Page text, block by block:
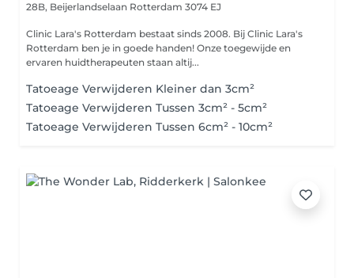
28B, Beijerlandselaan Rotterdam 3074 EJ
Clinic Lara's Rotterdam bestaat sinds 2008. Bij Clinic Lara's
Rotterdam ben je in goede handen! Onze toegewijde en
ervaren huidtherapeuten staan altij...
Tatoeage Verwijderen Kleiner dan 3cm²
Tatoeage Verwijderen Tussen 3cm² - 5cm²
Tatoeage Verwijderen Tussen 6cm² - 10cm²